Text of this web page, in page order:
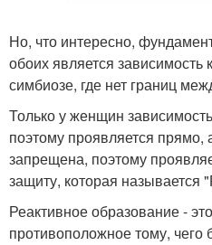
Но, что интересно,
обоих является зависимость
симбиозе, где нет границ
Только у женщин
поэтому проявляется прямо,
запрещена, поэтому
защиту, которая называется
Реактивное образование -
противоположное тому, чего